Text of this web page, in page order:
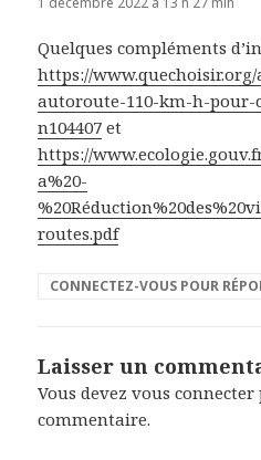
Quelques compléments
https://
autoroute-110-km-h-
n104407 et
https://
a%20-
routes.pdf
CONNECTEZ-VOUS POUR
Laisser un
Vous devezvous connecter
commentaire.